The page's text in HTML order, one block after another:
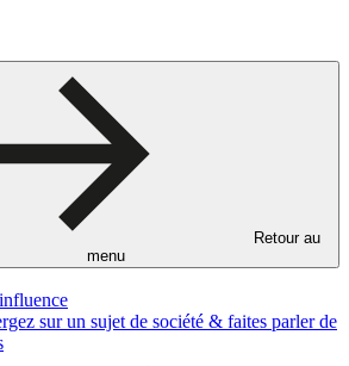
Retour au
menu
sur un sujet de société & faites parler de